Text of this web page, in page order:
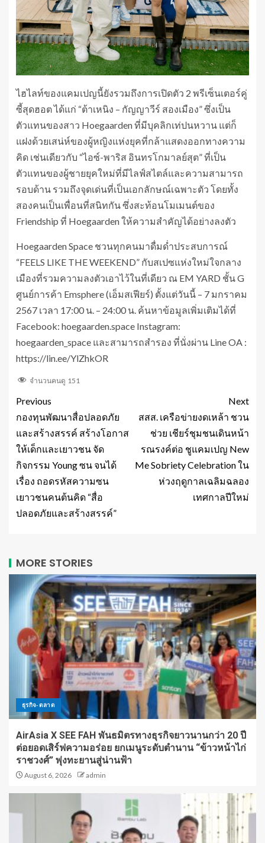
ไฮไลท์ของแคมเปญนี้ยังรวมถึงการเปิดตัว 2 พรีเซ็นเตอร์คู่
ซี้สุดฮอต ได้แก่ “ต้าเหนิง – กัญญาวีร์ สองเมือง” ซึ่งเป็น
ตัวแทนของสาว Hoegaarden ที่มีบุคลิกเท่ปนหวาน แต่ก็
แฝงด้วยเสน่ห์ของผู้หญิงแห่งยุคที่กล้าแสดงออกทางความ
คิด เช่นเดียวกับ “ไอซ์-พาริส อินทรโกมาลย์สุต” ที่เป็น
ตัวแทนของผู้ชายยุคใหม่ที่มีไลฟ์สไตล์และความสามารถ
รอบด้าน รวมถึงจุดเด่นที่เป็นเอกลักษณ์เฉพาะตัว โดยทั้ง
สองคนเป็นเพื่อนที่สนิทกัน ซึ่งสะท้อนโมเมนต์ของ
Friendship ที่ Hoegaarden ให้ความสำคัญได้อย่างลงตัว
Hoegaarden Space ชวนทุกคนมาดื่มด่ำประสบการณ์
“FEELS LIKE THE WEEKEND” กับสเปซแห่งใหม่ใจกลาง
เมืองที่รวมความลงตัวเอาไว้ในที่เดียว ณ EM YARD ชั้น G
ศูนย์การค้า Emsphere (เอ็มสเฟียร์) ตั้งแต่วันนี้ – 7 มกราคม
2567 เวลา 17:00 น. – 24:00 น. ค้นหาข้อมูลเพิ่มเติมได้ที่
Facebook: hoegaarden.space Instagram:
hoegaarden_space และสามารถสำรอง ที่นั่งผ่าน Line OA :
https://lin.ee/YlZhkOR
จำนวนคนดู 151
Previous
กองทุนพัฒนาสื่อปลอดภัย
และสร้างสรรค์ สร้างโอกาส
ให้เด็กและเยาวชน จัด
กิจกรรม Young ซน จนได้
เรื่อง ถอดรหัสความซน
เยาวชนคนต้นคิด “สื่อ
ปลอดภัยและสร้างสรรค์”
Next
สสส. เครือข่ายงดเหล้า ชวน
ช่วย เชียร์ชุมชนเดินหน้า
รณรงค์ต่อ ชูแคมเปญ New
Me Sobriety Celebration ใน
ห่วงฤดูกาลเฉลิมฉลอง
เทศกาลปีใหม่
MORE STORIES
ธุรกิจ-ตลาด
AirAsia X SEE FAH พันธมิตรทางธุรกิจยาวนานกว่า 20 ปี
ต่อยอดเสิร์ฟความอร่อย ยกเมนูระดับตำนาน “ข้าวหน้าไก่
ราชวงศ์” พุ่งทะยานสู่น่านฟ้า
August 6, 2026 admin